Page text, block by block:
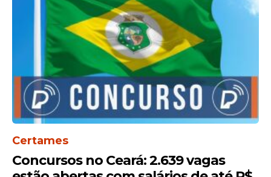
Certames
Concursos no Ceará: 2.639 vagas